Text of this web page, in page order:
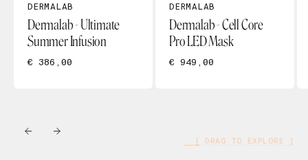
DERMALAB
Dermalab - Ultimate
Summer Infusion
€ 386,00
DERMALAB
Dermalab - Cell Core
Pro LED Mask
€ 949,00
[ DRAG TO EXPLORE ]